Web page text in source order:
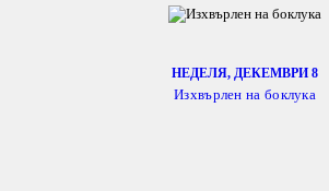
НЕДЕЛЯ, ДЕКЕМВРИ 8
Изхвърлен на боклука